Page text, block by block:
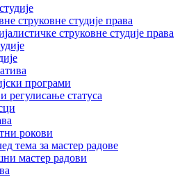
струковне студије права
струковне студије права
програми
регулисање статуса
рокови
тема за мастер радове
мастер радови